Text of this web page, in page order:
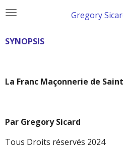
Skip
content
Gregory
SYNOPSIS
La Franc Maçonnerie de
Par Gregory Sicard
Tous Droits réservés 2024